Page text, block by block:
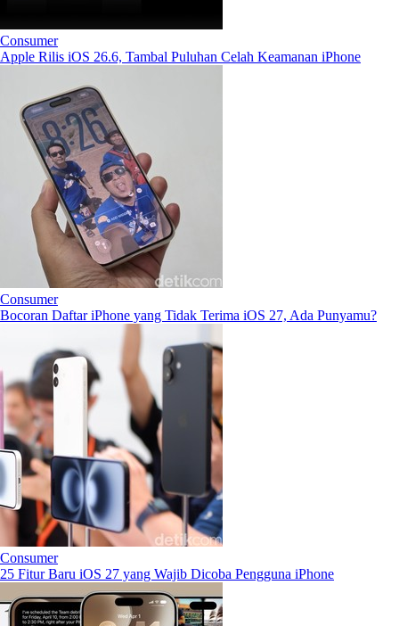
Consumer
Apple Rilis iOS 26.6, Tambal Puluhan Celah Keamanan iPhone
Consumer
Bocoran Daftar iPhone yang Tidak Terima iOS 27, Ada Punyamu?
Consumer
25 Fitur Baru iOS 27 yang Wajib Dicoba Pengguna iPhone